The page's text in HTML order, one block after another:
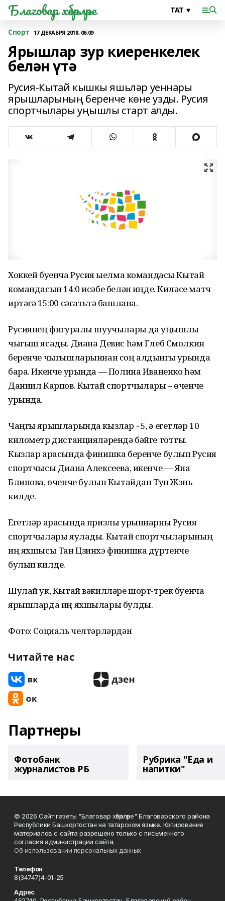
Благовар хәбәрләре
Спорт 17 ДЕКАБРЯ 2018, 06:09
Ярышлар зур киеренкелек
белән үтә
Русия-Кытай кышкы яшьләр уеннары
ярышларының беренче көне узды. Русия
спортчылары уңышлы старт алды.
Хоккей буенча Русия җыелма командасы Кытай
командасын 14:0 исәбе белән җиңде. Киләсе матч
иртәгә 15:00 сәгатьтә башлана.
Русиянең фигуралы шуучылары да уңышлы
чыгыш ясады. Диана Девис һәм Глеб Смолкин
беренче чыгышларыннан соң алдынгы урында
бара. Икенче урында — Полина Иваненко һәм
Даниил Карпов. Кытай спортчылары – өченче
урында.
Чаңгы ярышларында кызлар - 5, ә егетләр 10
километр дистанцияләрендә бәйге тотты.
Кызлар арасында финишка беренче булып Русия
спортчысы Диана Алексеева, икенче — Яна
Блинова, өченче булып Кытайдан Тун Жэнь
килде.
Егетләр арасында призлы урыннарны Русия
спортчылары яулады. Кытай спортчыларының
иң яхшысы Тан Цзинхэ финишка дүртенче
булып килде.
Шулай ук, Кытай вәкилләре шорт-трек буенча
ярышларда иң яхшылары булды.
Фото: Социаль челтәрләрдән
Читайте нас
Партнеры
Фотобанк
журналистов РБ
Рубрика "Еда и
напитки"
© 2026 Сайт газеты "Благовар хәбәрләре" Благоварского района
Республики Башкортостан на татарском языке. Копирование
материалов с сайта разрешено только с письменного
согласия администрации сайта.
Об использовании персональных данных
Телефон
8(34747)4-01-25
Адрес